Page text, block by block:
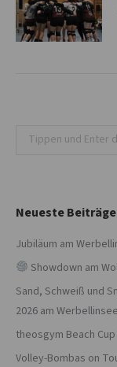
Search:
Neueste Beiträge
Jubiläum am
Showdown am
Sand, Schweiß und
2026 am
theosgym Beach
Volley-Bombas on